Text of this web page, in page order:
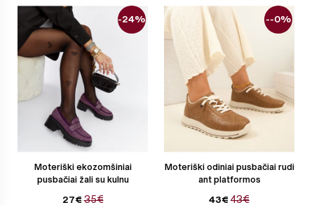
Moteriški ekozomšiniai
pusbačiai žali su kulnu
27€ 35€
-24%
Moteriški odiniai pusbačiai rudi
ant platformos
43€ 43€
--0%